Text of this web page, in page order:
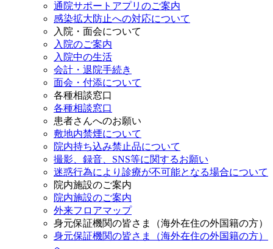
通院サポートアプリのご案内
感染拡大防止への対応について
入院・面会について
入院のご案内
入院中の生活
会計・退院手続き
面会・付添について
各種相談窓口
各種相談窓口
患者さんへのお願い
敷地内禁煙について
院内持ち込み禁止品について
撮影、録音、SNS等に関するお願い
迷惑行為により診療が不可能となる場合について
院内施設のご案内
院内施設のご案内
外来フロアマップ
身元保証機関の皆さま（海外在住の外国籍の方）
身元保証機関の皆さま（海外在住の外国籍の方）